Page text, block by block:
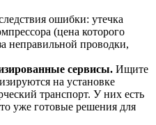
ошибки: утечка
(цена которого
неправильной проводки,
сервисы. Ищите
на установке
транспорт. У них есть
уже готовые решения для